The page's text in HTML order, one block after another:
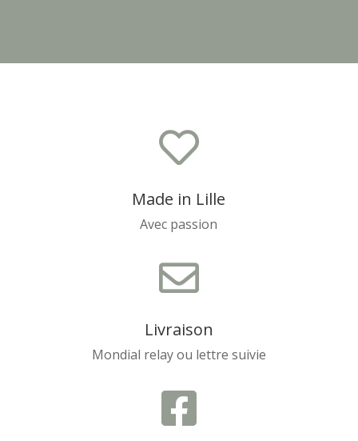

Made in Lille
Avec passion

Livraison
Mondial relay ou lettre suivie
